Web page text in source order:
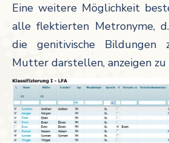
Eine weitere Möglichkeit
alle flektierten Metronyme,
die genitivische Bildungen
Mutter darstellen, anzeigen zu